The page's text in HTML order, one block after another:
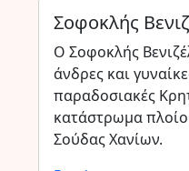
Σοφοκλής
Ο Σοφοκλής
άνδρες και
παραδοσιακές
κατάστρωμα
Σούδας Χανίων.